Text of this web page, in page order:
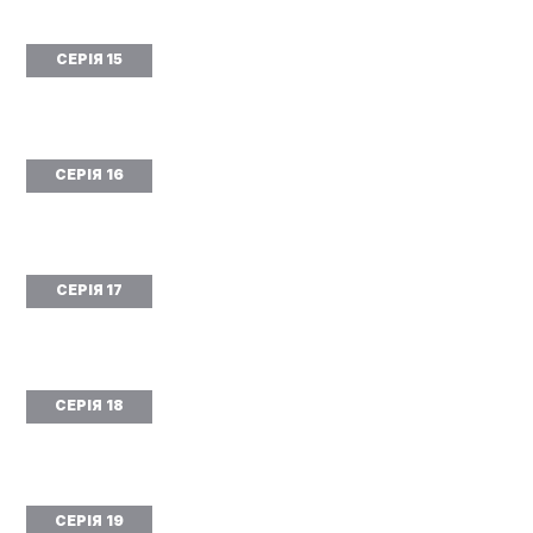
СЕРІЯ 15
СЕРІЯ 16
СЕРІЯ 17
СЕРІЯ 18
СЕРІЯ 19